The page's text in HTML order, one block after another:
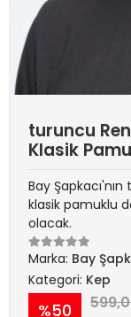
turuncu
Klasik
Bay
klasik pamuklu
olacak.
Marka: Bay
Kategori: Kep
%50